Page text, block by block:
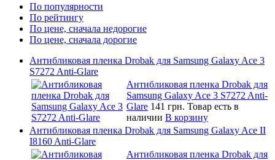
По популярности
По рейтингу
По цене, сначала недорогие
По цене, сначала дорогие
Антибликовая пленка Drobak для Samsung Galaxy Ace 3
S7272 Anti-Glare
Антибликовая пленка Drobak для
Samsung Galaxy Ace 3 S7272 Anti-
Glare 141 грн. Товар есть в
наличии В корзину
Антибликовая пленка Drobak для Samsung Galaxy Ace II
I8160 Anti-Glare
Антибликовая пленка Drobak для